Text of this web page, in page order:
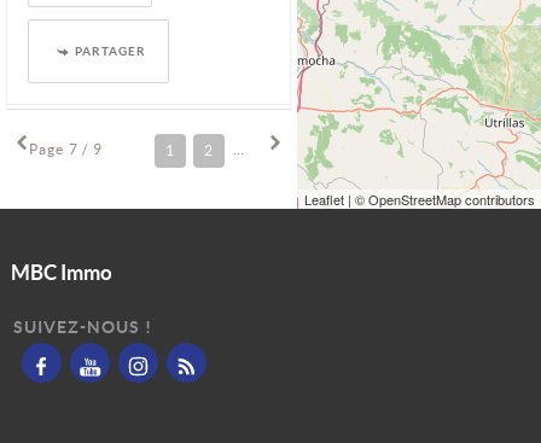
PARTAGER
Page 7 / 9 1 2 5 7
MBC Immo
SUIVEZ-NOUS !